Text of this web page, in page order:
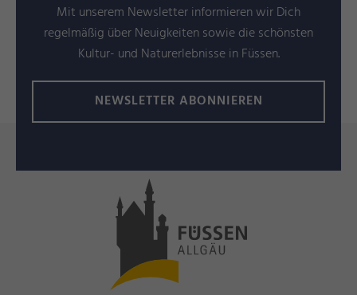
Mit unserem Newsletter informieren wir Dich
regelmäßig über Neuigkeiten sowie die schönsten
Kultur- und Naturerlebnisse in Füssen.
NEWSLETTER ABONNIEREN